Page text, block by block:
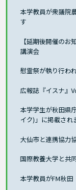
本学教員が衆議院
す
【延期後開催の
講演会
慰霊祭が執り行わ
広報誌『イスナ』
本学学生が秋田県
イク)」に掲載され
大仙市と連携協力
国際教養大学と共
本学教員がFM秋田